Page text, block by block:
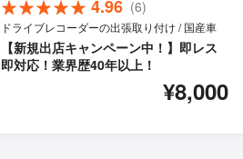
4.96 (6)
ドライブレコーダーの出張取り付け / 国産車
【新規出店キャンペーン中！】即レス
即対応！業界歴40年以上！
¥8,000